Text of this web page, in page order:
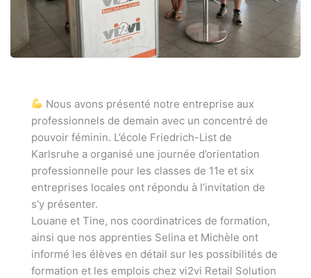
Nous avons présenté notre entreprise aux
professionnels de demain avec un concentré de
pouvoir féminin. L’école Friedrich-List de
Karlsruhe a organisé une journée d’orientation
professionnelle pour les classes de 11e et six
entreprises locales ont répondu à l’invitation de
s’y présenter.
Louane et Tine, nos coordinatrices de formation,
ainsi que nos apprenties Selina et Michèle ont
informé les élèves en détail sur les possibilités de
formation et les emplois chez vi2vi Retail Solution